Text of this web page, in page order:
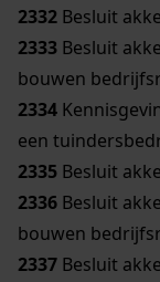
2332 Besluit
2333 Besluit
bouwen
2334
een
2335 Besluit
2336 Besluit
bouwen
2337 Besluit